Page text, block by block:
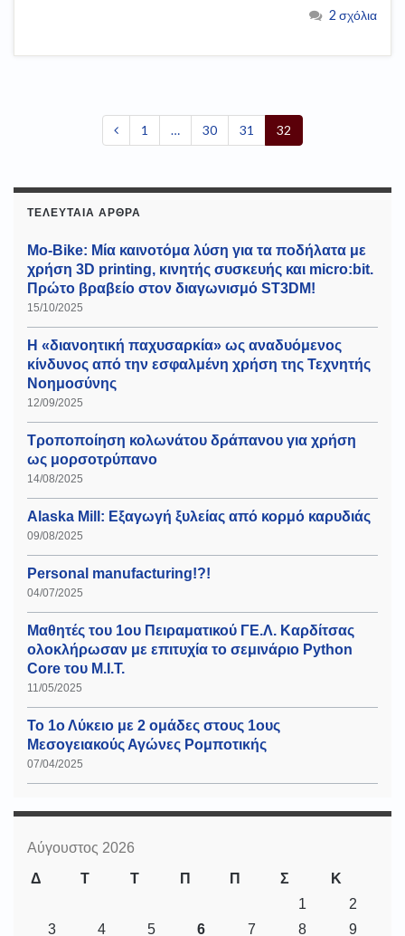
2 σχόλια
1 … 30 31 32
ΤΕΛΕΥΤΑΊΑ ΆΡΘΡΑ
Mo-Bike: Μία καινοτόμα λύση για τα ποδήλατα με
χρήση 3D printing, κινητής συσκευής και micro:bit.
Πρώτο βραβείο στον διαγωνισμό ST3DM!
15/10/2025
Η «διανοητική παχυσαρκία» ως αναδυόμενος
κίνδυνος από την εσφαλμένη χρήση της Τεχνητής
Νοημοσύνης
12/09/2025
Τροποποίηση κολωνάτου δράπανου για χρήση
ως μορσοτρύπανο
14/08/2025
Alaska Mill: Εξαγωγή ξυλείας από κορμό καρυδιάς
09/08/2025
Personal manufacturing!?!
04/07/2025
Μαθητές του 1ου Πειραματικού ΓΕ.Λ. Καρδίτσας
ολοκλήρωσαν με επιτυχία το σεμινάριο Python
Core του Μ.Ι.Τ.
11/05/2025
Το 1ο Λύκειο με 2 ομάδες στους 1ους
Μεσογειακούς Αγώνες Ρομποτικής
07/04/2025
Αύγουστος 2026
Δ
Τ Τ Π Π Σ
Κ
1
2
3
4 5 6 7 8 9